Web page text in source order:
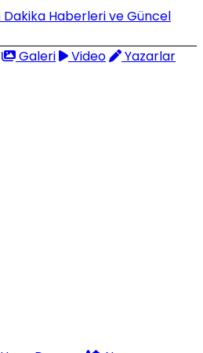
Galeri Video
Yazarlar